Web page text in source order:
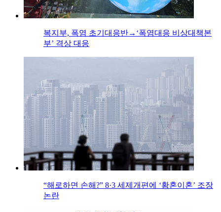
복지부, 폭염 초기대응반→‘폭염대응 비상대책본
부’ 격상 대응
“해로하면 손해?” 8·3 세제개편에 ‘황혼이혼’ 조장
논란